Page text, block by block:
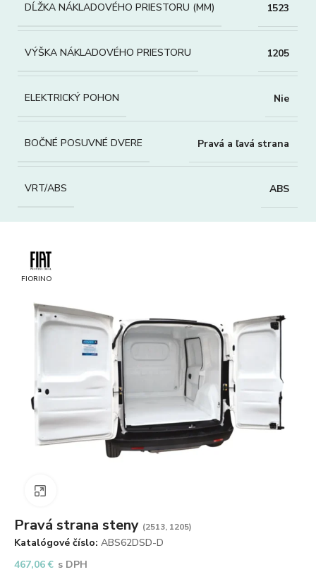
DĹŽKA NÁKLADOVÉHO PRIESTORU (MM) 1523
VÝŠKA NÁKLADOVÉHO PRIESTORU 1205
ELEKTRICKÝ POHON Nie
BOČNÉ POSUVNÉ DVERE Pravá a ľavá strana
VRT/ABS ABS
FIORINO
Pravá strana steny (2513, 1205)
Katalógové číslo: ABS62DSD-D
467,06€ s DPH